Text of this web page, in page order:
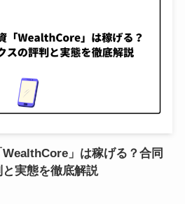
WealthCore」は稼げる？合同
実態を徹底解説